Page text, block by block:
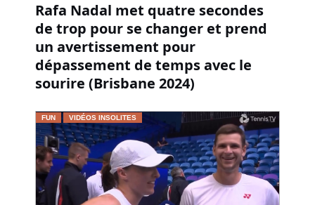
Rafa Nadal met quatre secondes
de trop pour se changer et prend
un avertissement pour
dépassement de temps avec le
sourire (Brisbane 2024)
FUN VIDÉOS INSOLITES